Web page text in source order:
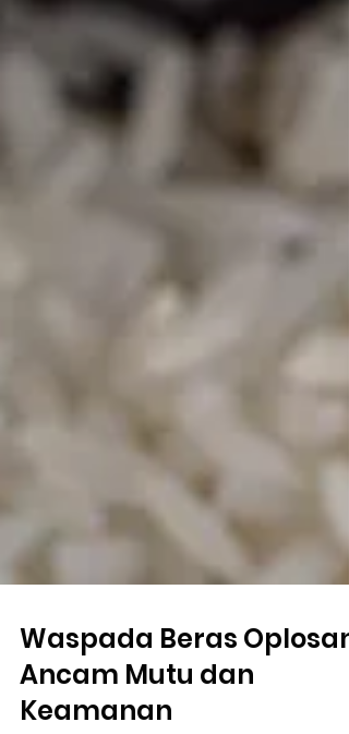
Waspada Beras Oplosan
Ancam Mutu dan